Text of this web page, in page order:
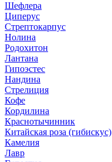
Шефлера
Циперус
Стрептокарпус
Нолина
Родохитон
Лантана
Гипоэстес
Нандина
Стрелиция
Кофе
Кордилина
Краснотычинник
Китайская роза (гибискус)
Камелия
Лавр